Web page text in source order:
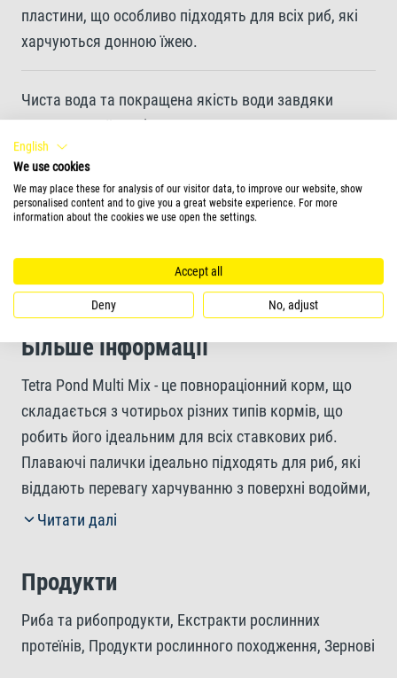
пластини, що особливо підходять для всіх риб, які
харчуються донною їжею.
Чиста вода та покращена якість води завдяки
легкому в поїданні та легкозасвоюваному корму
Натуральний гаммарус як особлива закуска
Більше інформації
Tetra Pond Multi Mix - це повнораціонний корм, що
складається з чотирьох різних типів кормів, що
робить його ідеальним для всіх ставкових риб.
Плаваючі палички ідеально підходять для риб, які
віддають перевагу харчуванню з поверхні водойми,
тоді як тонучі пластинки особливо підходять для
природних харчових звичок. Високоякісні пластівці
легко поїдає молодь та дрібна риба, а натуральний
гаммарус слугує особливим ласощами. Суміш
Читати далі
Продукти
Риба та рибопродукти, Екстракти рослинних
протеїнів, Продукти рослинного походження, Зернові
English
We use cookies
We may place these for analysis of our visitor data, to improve our website, show
personalised content and to give you a great website experience. For more
information about the cookies we use open the settings.
Accept all
Deny No, adjust